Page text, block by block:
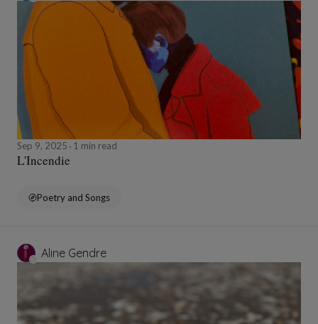
Sep 9, 2025 1 min read
L'Incendie
Poetry and Songs
Aline Gendre